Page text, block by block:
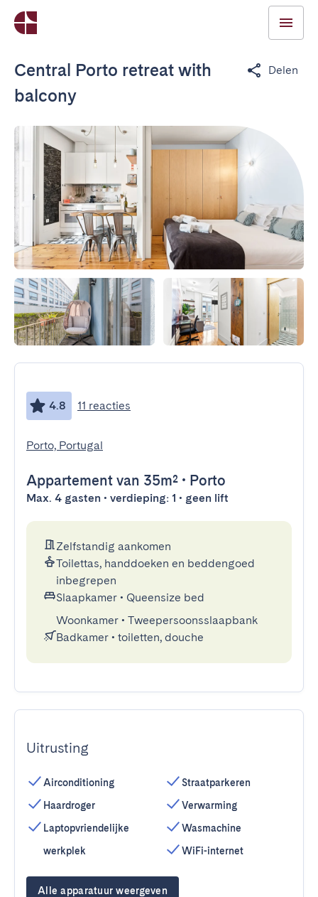
Central Porto retreat with
balcony
Delen
4.8 11 reacties
Porto, Portugal
Appartement van 35m² • Porto
Max. 4 gasten • verdieping: 1 • geen lift
Zelfstandig aankomen
Toilettas, handdoeken en beddengoed
inbegrepen
Slaapkamer • Queensize bed
Woonkamer • Tweepersoonsslaapbank
Badkamer • toiletten, douche
Uitrusting
Airconditioning
Haardroger
Laptopvriendelijke
werkplek
Straatparkeren
Verwarming
Wasmachine
WiFi-internet
Alle apparatuur weergeven